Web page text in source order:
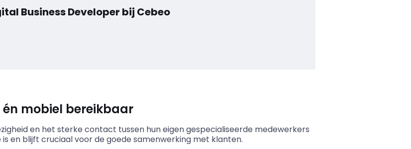
Business Developer bij Cebeo
mobiel bereikbaar
en het sterke contact tussen hun eigen gespecialiseerde medewerkers
en blijft cruciaal voor de goede samenwerking met klanten.